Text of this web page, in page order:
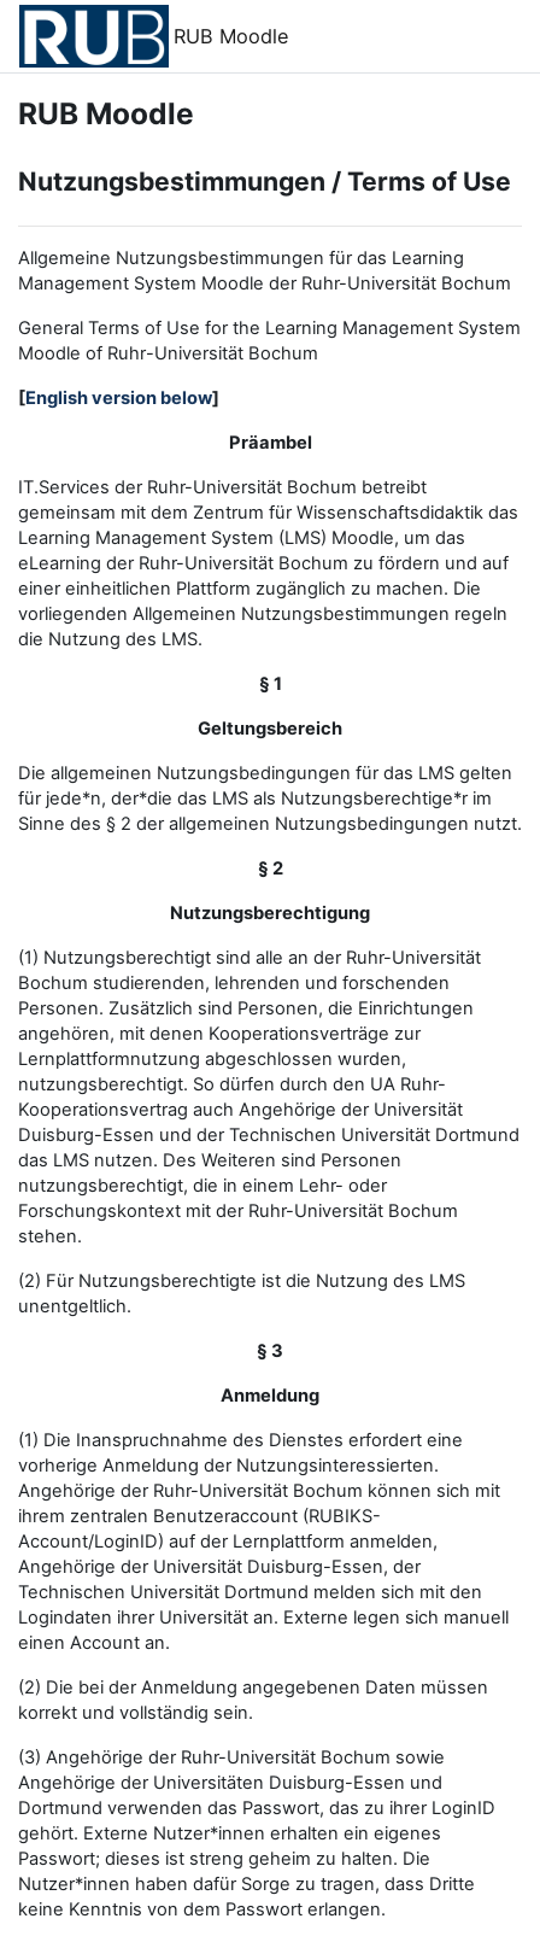
Zum Hauptinhalt
RUB Moodle
RUB Moodle
Nutzungsbestimmungen / Terms of Use
Allgemeine Nutzungsbestimmungen für das Learning
Management System Moodle der Ruhr-Universität Bochum
General Terms of Use for the Learning Management System
Moodle of Ruhr-Universität Bochum
[English version below]
Präambel
IT.Services der Ruhr-Universität Bochum betreibt
gemeinsam mit dem Zentrum für Wissenschaftsdidaktik das
Learning Management System (LMS) Moodle, um das
eLearning der Ruhr-Universität Bochum zu fördern und auf
einer einheitlichen Plattform zugänglich zu machen. Die
vorliegenden Allgemeinen Nutzungsbestimmungen regeln
die Nutzung des LMS.
§ 1
Geltungsbereich
Die allgemeinen Nutzungsbedingungen für das LMS gelten
für jede*n, der*die das LMS als Nutzungsberechtige*r im
Sinne des § 2 der allgemeinen Nutzungsbedingungen nutzt.
§ 2
Nutzungsberechtigung
(1) Nutzungsberechtigt sind alle an der Ruhr-Universität
Bochum studierenden, lehrenden und forschenden
Personen. Zusätzlich sind Personen, die Einrichtungen
angehören, mit denen Kooperationsverträge zur
Lernplattformnutzung abgeschlossen wurden,
nutzungsberechtigt. So dürfen durch den UA Ruhr-
Kooperationsvertrag auch Angehörige der Universität
Duisburg-Essen und der Technischen Universität Dortmund
das LMS nutzen. Des Weiteren sind Personen
nutzungsberechtigt, die in einem Lehr- oder
Forschungskontext mit der Ruhr-Universität Bochum
stehen.
(2) Für Nutzungsberechtigte ist die Nutzung des LMS
unentgeltlich.
§ 3
Anmeldung
(1) Die Inanspruchnahme des Dienstes erfordert eine
vorherige Anmeldung der Nutzungsinteressierten.
Angehörige der Ruhr-Universität Bochum können sich mit
ihrem zentralen Benutzeraccount (RUBIKS-
Account/LoginID) auf der Lernplattform anmelden,
Angehörige der Universität Duisburg-Essen, der
Technischen Universität Dortmund melden sich mit den
Logindaten ihrer Universität an. Externe legen sich manuell
einen Account an.
(2) Die bei der Anmeldung angegebenen Daten müssen
korrekt und vollständig sein.
(3) Angehörige der Ruhr-Universität Bochum sowie
Angehörige der Universitäten Duisburg-Essen und
Dortmund verwenden das Passwort, das zu ihrer LoginID
gehört. Externe Nutzer*innen erhalten ein eigenes
Passwort; dieses ist streng geheim zu halten. Die
Nutzer*innen haben dafür Sorge zu tragen, dass Dritte
keine Kenntnis von dem Passwort erlangen.